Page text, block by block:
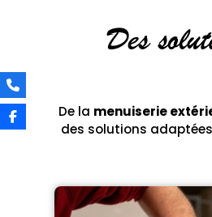
Des
De la menuiserie
des solutions